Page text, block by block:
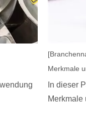
Merkmale
In dieser
Merkmale